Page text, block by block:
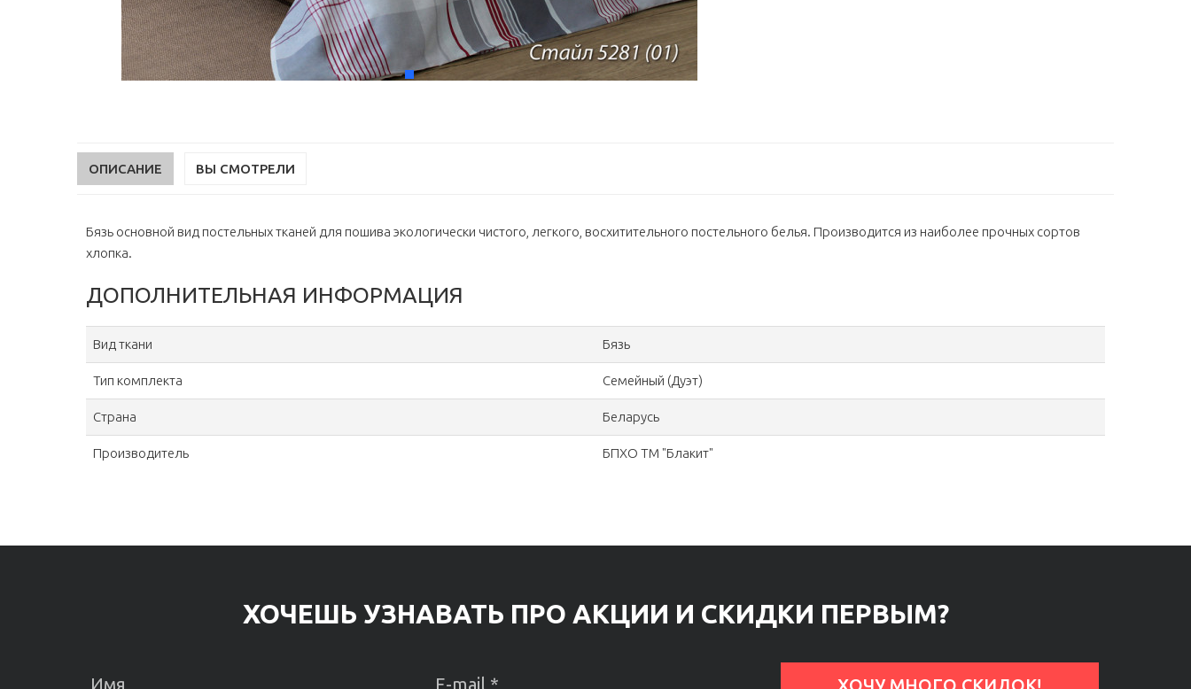
ОПИСАНИЕ ВЫ СМОТРЕЛИ
Бязь основной вид постельных тканей для пошива экологически чистого, легкого, восхитительного постельного белья. Производится из наиболее прочных сортов
хлопка.
ДОПОЛНИТЕЛЬНАЯ ИНФОРМАЦИЯ
Вид ткани Бязь
Тип комплекта Семейный (Дуэт)
Страна Беларусь
Производитель БПХО ТМ "Блакит"
ХОЧЕШЬ УЗНАВАТЬ ПРО АКЦИИ И СКИДКИ ПЕРВЫМ?